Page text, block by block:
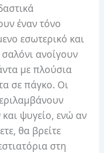
έναν τόνο
εσωτερικό και
ανοίγουν
με πλούσια
σε πάγκο. Οι
ψυγείο, ενώ αν
θα βρείτε
στη